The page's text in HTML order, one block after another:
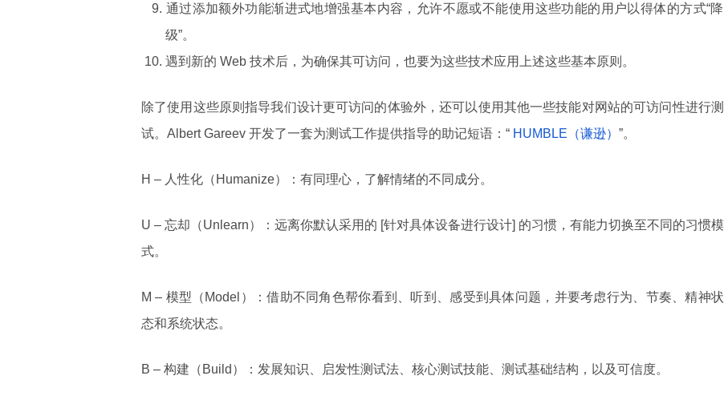
通过添加额外功能渐进式地增强基本内容，允许不愿或不能使用这些功能的用户以得体的方式“降
级”。
遇到新的 Web 技术后，为确保其可访问，也要为这些技术应用上述这些基本原则。
除了使用这些原则指导我们设计更可访问的体验外，还可以使用其他一些技能对网站的可访问性进行测
试。Albert Gareev 开发了一套为测试工作提供指导的助记短语：“ HUMBLE（谦逊） ”。
H – 人性化（Humanize）：有同理心，了解情绪的不同成分。
U – 忘却（Unlearn）：远离你默认采用的 [针对具体设备进行设计] 的习惯，有能力切换至不同的习惯模
式。
M – 模型（Model）：借助不同角色帮你看到、听到、感受到具体问题，并要考虑行为、节奏、精神状
态和系统状态。
B – 构建（Build）：发展知识、启发性测试法、核心测试技能、测试基础结构，以及可信度。